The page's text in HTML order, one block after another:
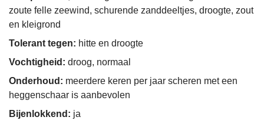
zoute felle zeewind, schurende zanddeeltjes, droogte, zout
en kleigrond
Tolerant tegen: hitte en droogte
Vochtigheid: droog, normaal
Onderhoud: meerdere keren per jaar scheren met een
heggenschaar is aanbevolen
Bijenlokkend: ja